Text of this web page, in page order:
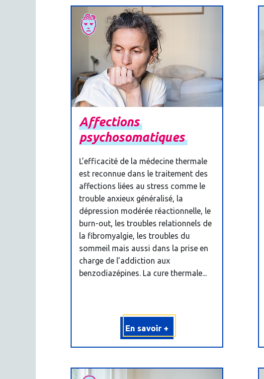
Affections
psychosomatiques
L’efficacité de la médecine thermale
est reconnue dans le traitement des
affections liées au stress comme le
trouble anxieux généralisé, la
dépression modérée réactionnelle, le
burn-out, les troubles relationnels de
la fibromyalgie, les troubles du
sommeil mais aussi dans la prise en
charge de l’addiction aux
benzodiazépines. La cure thermale...
En savoir +